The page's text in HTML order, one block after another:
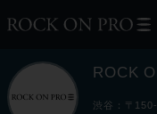
ROCK
渋谷：〒